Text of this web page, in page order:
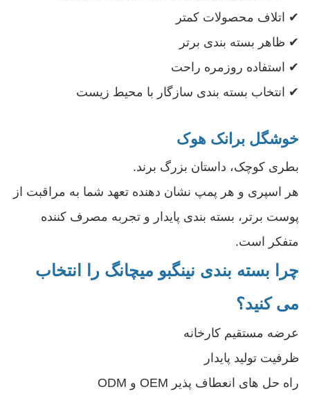
✔ اتلاف محصولات کمتر
✔ ظاهر بسته بندی برتر
✔ استفاده روزمره راحت
✔ انتخاب بسته بندی سازگار با محیط زیست
خوشگل برانک هوک
بطری کوچک، داستان بزرگ برند.
هر اسپری و هر پمپ نشان دهنده تعهد شما به مراقبت از
پوست برتر، بسته بندی پایدار و تجربه مصرف کننده
متفکر است.
چرا بسته بندی نینگبو میچانگ را انتخاب
می کنید؟
عرضه مستقیم کارخانه
ظرفیت تولید پایدار
راه حل های انعطاف پذیر OEM و ODM